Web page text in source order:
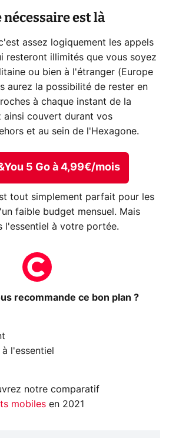
nécessaire est là
assez logiquement les appels
resteront illimités que vous soyez
ou bien à l'étranger (Europe
aurez la possibilité de rester en
à chaque instant de la
ainsi couvert durant vos
et au sein de l'Hexagone.
5 Go à 4,99€/mois
tout simplement parfait pour les
faible budget mensuel. Mais
l'essentiel à votre portée.
recommande ce bon plan ?
l'essentiel
notre comparatif
mobiles en 2021